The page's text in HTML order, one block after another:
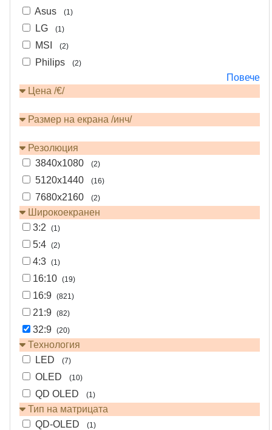
Asus (1)
LG (1)
MSI (2)
Philips (2)
Повече
Цена /€/
Размер на екрана /инч/
Резолюция
3840x1080
(2)
5120x1440 (16)
7680x2160 (2)
Широкоекранен
3:2
(1)
5:4 (2)
4:3 (1)
16:10 (19)
16:9 (821)
21:9 (82)
32:9 (20)
Технология
LED
(7)
OLED (10)
QD OLED (1)
Тип на матрицата
QD-OLED
(1)